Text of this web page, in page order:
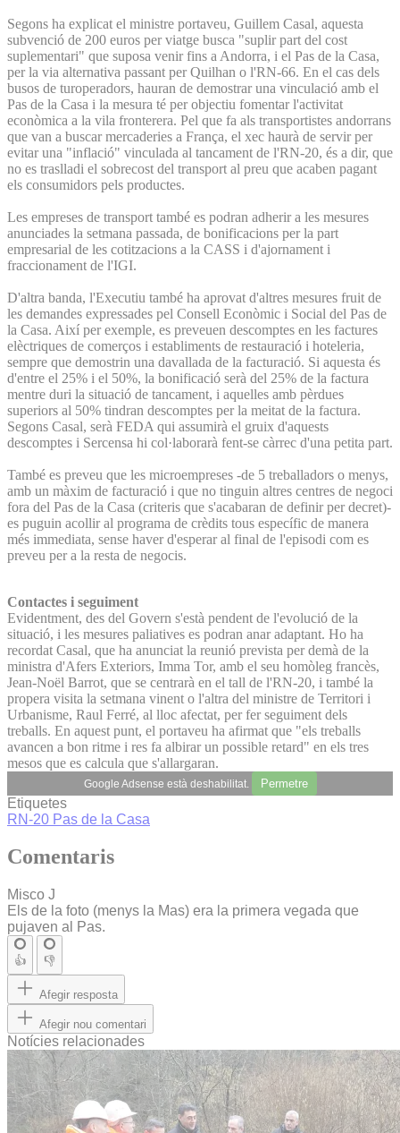
Segons ha explicat el ministre portaveu, Guillem Casal, aquesta
subvenció de 200 euros per viatge busca "suplir part del cost
suplementari" que suposa venir fins a Andorra, i el Pas de la Casa,
per la via alternativa passant per Quilhan o l'RN-66. En el cas dels
busos de turoperadors, hauran de demostrar una vinculació amb el
Pas de la Casa i la mesura té per objectiu fomentar l'activitat
econòmica a la vila fronterera. Pel que fa als transportistes andorrans
que van a buscar mercaderies a França, el xec haurà de servir per
evitar una "inflació" vinculada al tancament de l'RN-20, és a dir, que
no es traslladi el sobrecost del transport al preu que acaben pagant
els consumidors pels productes.
Les empreses de transport també es podran adherir a les mesures
anunciades la setmana passada, de bonificacions per la part
empresarial de les cotitzacions a la CASS i d'ajornament i
fraccionament de l'IGI.
D'altra banda, l'Executiu també ha aprovat d'altres mesures fruit de
les demandes expressades pel Consell Econòmic i Social del Pas de
la Casa. Així per exemple, es preveuen descomptes en les factures
elèctriques de comerços i establiments de restauració i hoteleria,
sempre que demostrin una davallada de la facturació. Si aquesta és
d'entre el 25% i el 50%, la bonificació serà del 25% de la factura
mentre duri la situació de tancament, i aquelles amb pèrdues
superiors al 50% tindran descomptes per la meitat de la factura.
Segons Casal, serà FEDA qui assumirà el gruix d'aquests
descomptes i Sercensa hi col·laborarà fent-se càrrec d'una petita part.
També es preveu que les microempreses -de 5 treballadors o menys,
amb un màxim de facturació i que no tinguin altres centres de negoci
fora del Pas de la Casa (criteris que s'acabaran de definir per decret)-
es puguin acollir al programa de crèdits tous específic de manera
més immediata, sense haver d'esperar al final de l'episodi com es
preveu per a la resta de negocis.
Contactes i seguiment
Evidentment, des del Govern s'està pendent de l'evolució de la
situació, i les mesures paliatives es podran anar adaptant. Ho ha
recordat Casal, que ha anunciat la reunió prevista per demà de la
ministra d'Afers Exteriors, Imma Tor, amb el seu homòleg francès,
Jean-Noël Barrot, que se centrarà en el tall de l'RN-20, i també la
propera visita la setmana vinent o l'altra del ministre de Territori i
Urbanisme, Raul Ferré, al lloc afectat, per fer seguiment dels
treballs. En aquest punt, el portaveu ha afirmat que "els treballs
avancen a bon ritme i res fa albirar un possible retard" en els tres
mesos que es calcula que s'allargaran.
Google Adsense està deshabilitat. Permetre
Etiquetes
RN-20 Pas de la Casa
Comentaris
Misco J
Els de la foto (menys la Mas) era la primera vegada que
pujaven al Pas.
👍 👎
Afegir resposta
Afegir nou comentari
Notícies relacionades